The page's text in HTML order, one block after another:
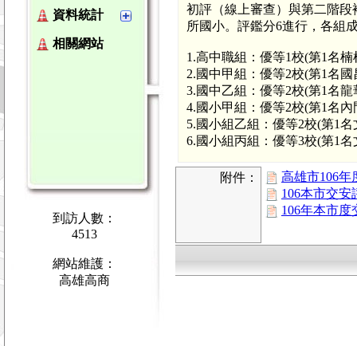
資料統計
相關網站
到訪人數：
4513
網站維護：
高雄高商
初評（線上審查）與第二階
所國小。評鑑分6進行，各組
1.高中職組：優等1校(第1名
2.國中甲組：優等2校(第1名
3.國中乙組：優等2校(第1名
4.國小甲組：優等2校(第1名
5.國小組乙組：優等2校(第1
6.國小組丙組：優等3校(第1
附件：
高雄市106年
106本市交安
106年本市度